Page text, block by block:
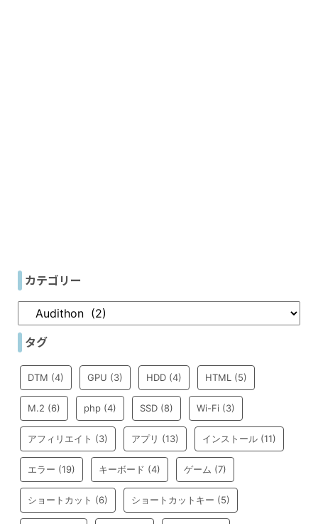
カテゴリー
タグ
DTM (4) GPU (3) HDD (4) HTML (5)
M.2 (6) php (4) SSD (8) Wi-Fi (3)
アフィリエイト (3) アプリ (13) インストール (11)
エラー (19) キーボード (4) ゲーム (7)
ショートカット (6) ショートカットキー (5)